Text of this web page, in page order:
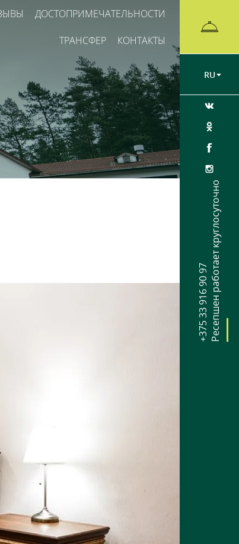
RU
+375 33 916 90 97Ресепшен работает круглосуточно
ДОСТОПРИМЕЧАТЕЛЬНОСТИ
ТРАНСФЕР КОНТАКТЫ